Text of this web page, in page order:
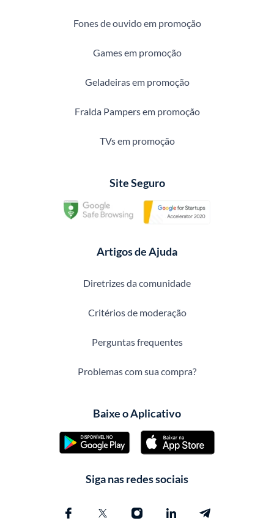
Fones de ouvido em promoção
Games em promoção
Geladeiras em promoção
Fralda Pampers em promoção
TVs em promoção
Site Seguro
Artigos de Ajuda
Diretrizes da comunidade
Critérios de moderação
Perguntas frequentes
Problemas com sua compra?
Baixe o Aplicativo
Siga nas redes sociais